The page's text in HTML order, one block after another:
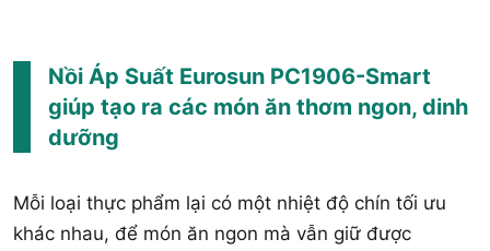
Nồi Áp Suất Eurosun PC1906-Smart
giúp tạo ra các món ăn thơm ngon, dinh
dưỡng
Mỗi loại thực phẩm lại có một nhiệt độ chín tối ưu
khác nhau, để món ăn ngon mà vẫn giữ được